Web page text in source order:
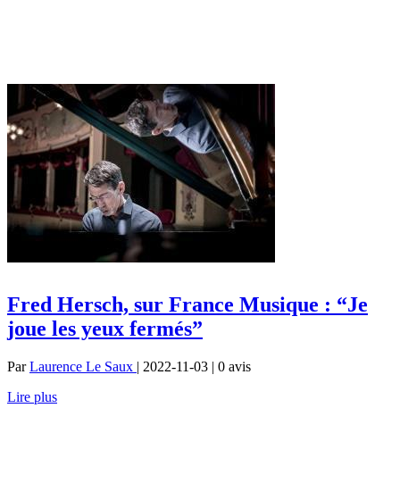
Fred Hersch, sur France Musique : “Je
joue les yeux fermés”
ParLaurence Le Saux | 2022-11-03 | 0 avis
Lire plus